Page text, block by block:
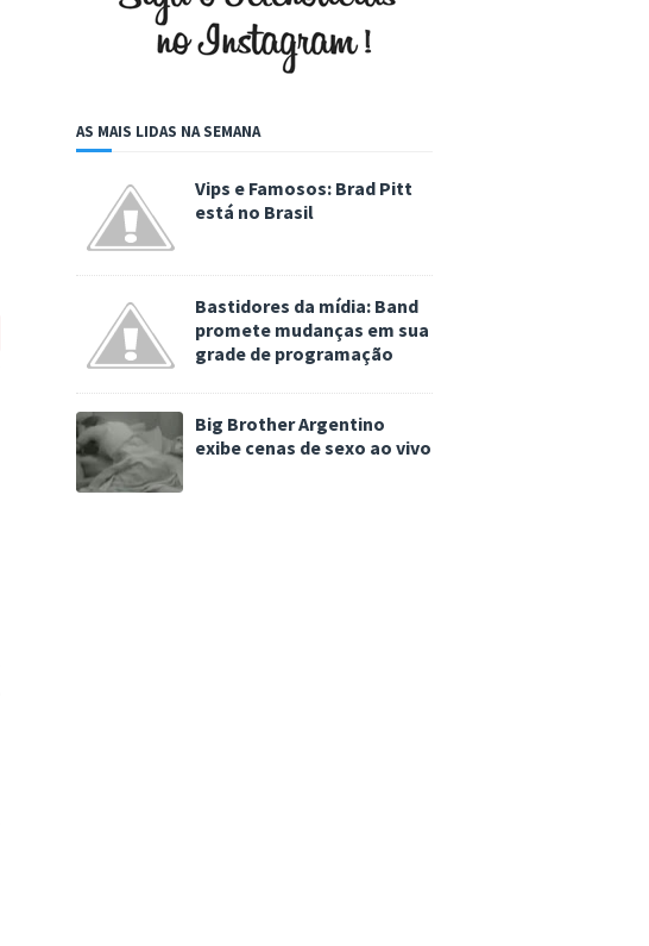
AS MAIS LIDAS NA SEMANA
Vips e Famosos: Brad Pitt
está no Brasil
Bastidores da mídia: Band
promete mudanças em sua
grade de programação
Big Brother Argentino
exibe cenas de sexo ao vivo